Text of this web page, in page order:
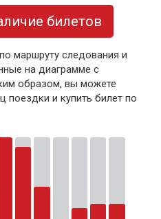
билетов
маршруту следования и
на диаграмме с
образом, вы можете
поездки и купить билет по